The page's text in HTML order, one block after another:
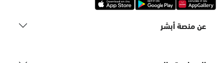
عن منصة أبشر